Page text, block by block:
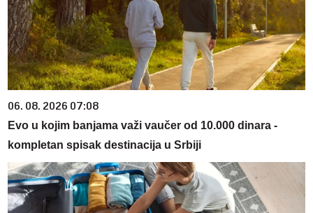
06. 08. 2026 07:08
Evo u kojim banjama važi vaučer od 10.000 dinara -
kompletan spisak destinacija u Srbiji